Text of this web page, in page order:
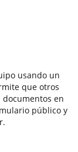
usando un
que otros
en
público y